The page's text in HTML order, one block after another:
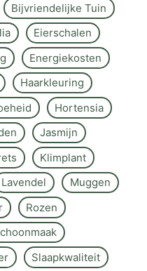
Bijvriendelijke Tuin
Eierschalen
Energiekosten
Haarkleuring
Hortensia
Jasmijn
Klimplant
Lavendel
Muggen
Rozen
Slaapkwaliteit